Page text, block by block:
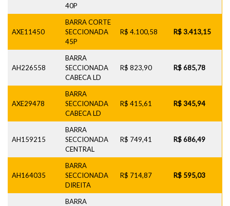
40P
AXE11450
BARRA CORTE
SECCIONADA
45P
R$ 4.100,58 R$ 3.413,15
AH226558
BARRA
SECCIONADA
CABECA LD
R$ 823,90 R$ 685,78
AXE29478
BARRA
SECCIONADA
CABECA LD
R$ 415,61 R$ 345,94
AH159215
BARRA
SECCIONADA
CENTRAL
R$ 749,41 R$ 686,49
AH164035
BARRA
SECCIONADA
DIREITA
R$ 714,87 R$ 595,03
BARRA